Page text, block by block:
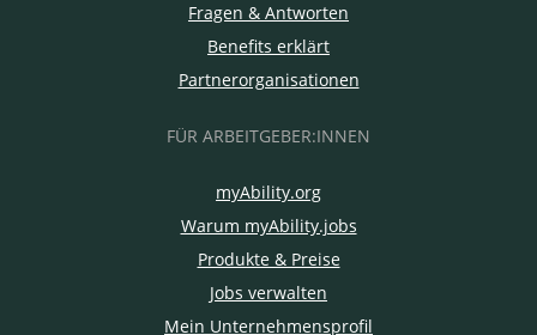
Fragen & Antworten
Benefits erklärt
Partnerorganisationen
FÜR ARBEITGEBER:INNEN
myAbility.org
Warum myAbility.jobs
Produkte & Preise
Jobs verwalten
Mein Unternehmensprofil